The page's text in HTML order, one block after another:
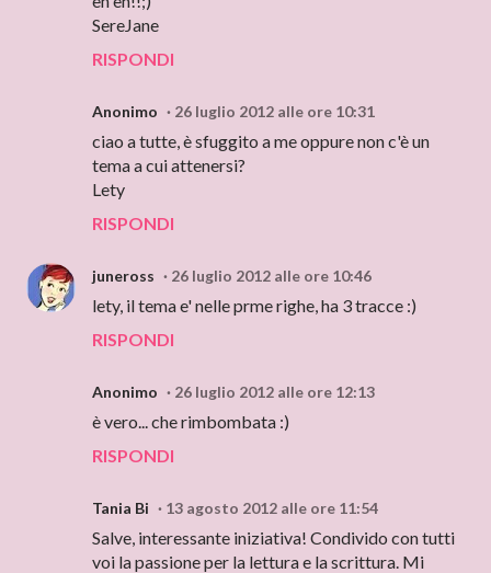
SereJane
RISPONDI
Anonimo 26 luglio 2012 alle ore 10:31
ciao a tutte, è sfuggito a me oppure non c'è un
tema a cui attenersi?
Lety
RISPONDI
juneross 26 luglio 2012 alle ore 10:46
lety, il tema e' nelle prme righe, ha 3 tracce :)
RISPONDI
Anonimo 26 luglio 2012 alle ore 12:13
è vero... che rimbombata :)
RISPONDI
Tania Bi 13 agosto 2012 alle ore 11:54
Salve, interessante iniziativa! Condivido con tutti
voi la passione per la lettura e la scrittura. Mi